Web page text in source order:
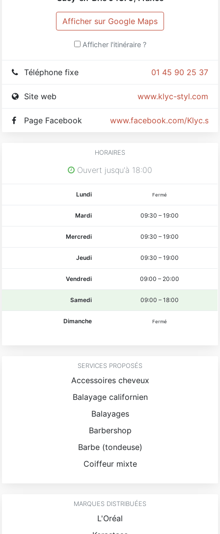
Afficher sur Google Maps
Afficher l'itinéraire ?
01 45 90 25 37
Téléphone fixe
www.klyc-styl.com
Site web
www.facebook.com/
Page Facebook
HORAIRES
Ouvert jusqu'à 18:00
Lundi Fermé
Mardi 09:30 –19:00
Mercredi 09:30 –19:00
Jeudi 09:30 –19:00
Vendredi 09:00 – 20:00
Samedi 09:00 –18:00
Dimanche Fermé
SERVICES PROPOSÉS
Accessoires cheveux
Balayage californien
Balayages
Barbershop
Barbe (tondeuse)
Coiffeur mixte
MARQUES DISTRIBUÉES
L'Oréal